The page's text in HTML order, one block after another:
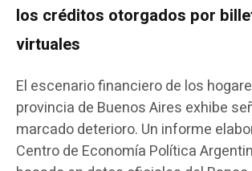
los créditos otorgados por
virtuales
El escenario financiero de los
provincia de Buenos Aires exhibe
marcado deterioro. Un informe
Centro de Economía Política